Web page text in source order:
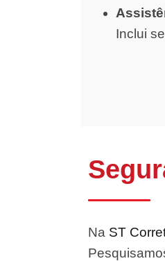
Inclui
Na ST